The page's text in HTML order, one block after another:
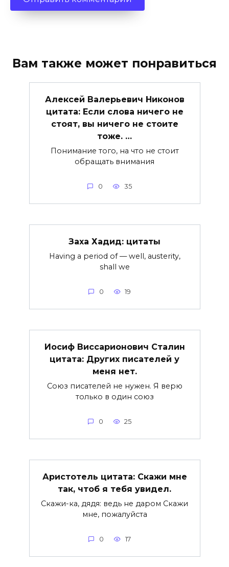
Вам также может понравиться
Алексей Валерьевич Никонов
цитата: Если слова ничего не
стоят, вы ничего не стоите
тоже. …
Понимание того, на что не стоит
обращать внимания
0 35
Заха Хадид: цитаты
Having a period of — well, austerity,
shall we
0 19
Иосиф Виссарионович Сталин
цитата: Других писателей у
меня нет.
Союз писателей не нужен. Я верю
только в один союз
0 25
Аристотель цитата: Скажи мне
так, чтоб я тебя увидел.
Скажи-ка, дядя: ведь не даром Скажи
мне, пожалуйста
0 17